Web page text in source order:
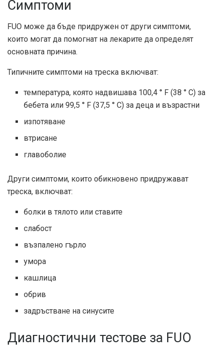
Симптоми
FUO може да бъде придружен от други симптоми,
които могат да помогнат на лекарите да определят
основната причина.
Типичните симптоми на треска включват:
температура, която надвишава 100,4 ° F (38 ° C) за
бебета или 99,5 ° F (37,5 ° C) за деца и възрастни
изпотяване
втрисане
главоболие
Други симптоми, които обикновено придружават
треска, включват:
болки в тялото или ставите
слабост
възпалено гърло
умора
кашлица
обрив
задръстване на синусите
Диагностични тестове за FUO